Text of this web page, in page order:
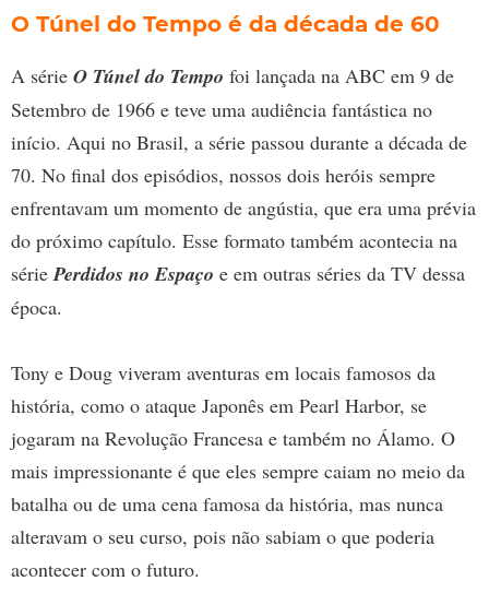
O Túnel do Tempo é da década de 60
A série O Túnel do Tempo foi lançada na ABC em 9 de
Setembro de 1966 e teve uma audiência fantástica no
início. Aqui no Brasil, a série passou durante a década de
70. No final dos episódios, nossos dois heróis sempre
enfrentavam um momento de angústia, que era uma prévia
do próximo capítulo. Esse formato também acontecia na
sériePerdidos no Espaço e em outras séries da TV dessa
época.
Tony e Doug viveram aventuras em locais famosos da
história, como o ataque Japonês em Pearl Harbor, se
jogaram na Revolução Francesa e também no Álamo. O
mais impressionante é que eles sempre caiam no meio da
batalha ou de uma cena famosa da história, mas nunca
alteravam o seu curso, pois não sabiam o que poderia
acontecer com o futuro.